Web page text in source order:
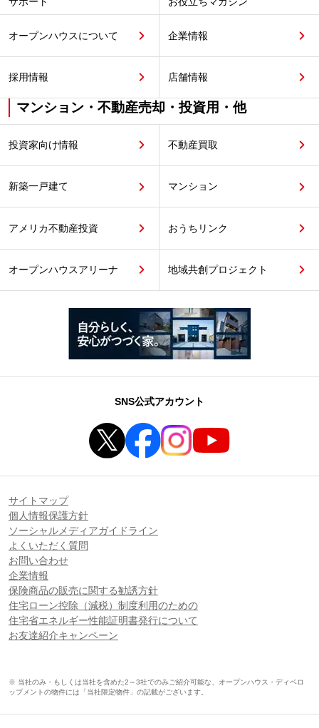
オープンハウスについて 企業情報
採用情報 店舗情報
マンション・不動産売却・投資用・他
投資家向け情報 不動産買取
新築一戸建て マンション
アメリカ不動産投資 おうちリンク
オープンハウスアリーナ 地域共創プロジェクト
SNS公式アカウント
サイトマップ
個人情報保護方針
ソーシャルメディアガイドライン
よくいただく質問
お問い合わせ
企業情報
保険商品の販売に関する勧誘方針
住宅ローン控除（減税）制度利用のための
住宅省エネルギー性能証明書発行について
お友達紹介キャンペーン
※ 当社のみ・もしくは当社を含めた2～3社でのみご紹介可能な、オープンハウス・ディベロ
ップメントの物件には「当社限定物件」の記載がございます。